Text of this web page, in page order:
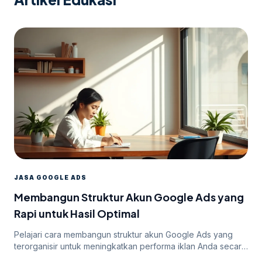
JASA GOOGLE ADS
Membangun Struktur Akun Google Ads yang
Rapi untuk Hasil Optimal
Pelajari cara membangun struktur akun Google Ads yang
terorganisir untuk meningkatkan performa iklan Anda secara